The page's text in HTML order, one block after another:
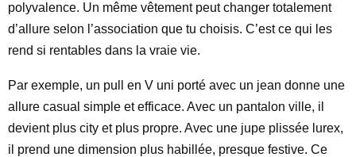
polyvalence. Un même vêtement peut changer totalement
d’allure selon l’association que tu choisis. C’est ce qui les
rend si rentables dans la vraie vie.
Par exemple, un pull en V uni porté avec un jean donne une
allure casual simple et efficace. Avec un pantalon ville, il
devient plus city et plus propre. Avec une jupe plissée lurex,
il prend une dimension plus habillée, presque festive. Ce